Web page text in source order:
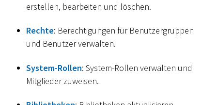
erstellen, bearbeiten und löschen.
Rechte: Berechtigungen für Benutzergruppen
und Benutzer verwalten.
System-Rollen: System-Rollen verwalten und
Mitglieder zuweisen.